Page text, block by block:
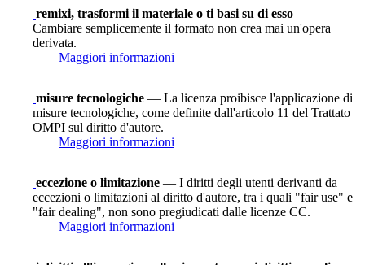
remixi, trasformi il materiale o ti basi su di esso —
Cambiare semplicemente il formato non crea mai un'opera
derivata.
Maggiori informazioni
misure tecnologiche — La licenza proibisce l'applicazione di
misure tecnologiche, come definite dall'articolo 11 del Trattato
OMPI sul diritto d'autore.
Maggiori informazioni
eccezione o limitazione — I diritti degli utenti derivanti da
eccezioni o limitazioni al diritto d'autore, tra i quali "fair use" e
"fair dealing", non sono pregiudicati dalle licenze CC.
Maggiori informazioni